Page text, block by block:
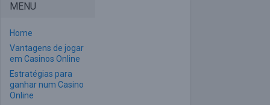
MENU
Home
Vantagens de jogar
em Casinos Online
Estratégias para
ganhar num Casino
Online